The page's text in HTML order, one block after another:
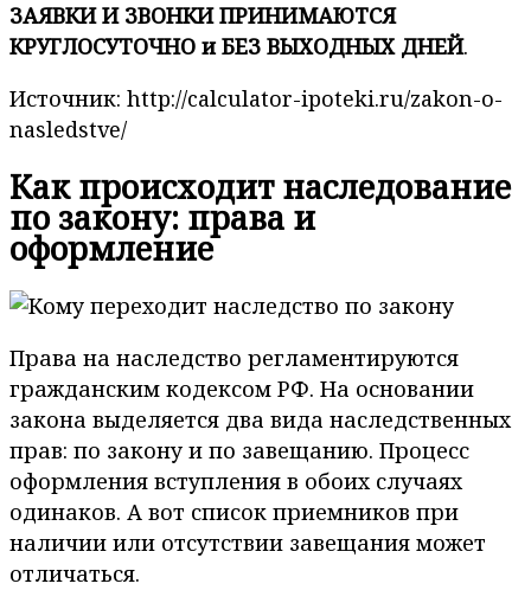
ЗАЯВКИ И ЗВОНКИ ПРИНИМАЮТСЯ
КРУГЛОСУТОЧНО и БЕЗ ВЫХОДНЫХ ДНЕЙ.
Источник: http://calculator-ipoteki.ru/zakon-o-
nasledstve/
Как происходит наследование
по закону: права и
оформление
Права на наследство регламентируются
гражданским кодексом РФ. На основании
закона выделяется два вида наследственных
прав: по закону и по завещанию. Процесс
оформления вступления в обоих случаях
одинаков. А вот список приемников при
наличии или отсутствии завещания может
отличаться.